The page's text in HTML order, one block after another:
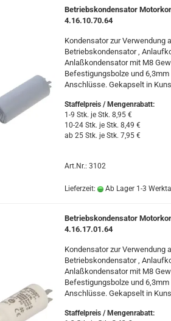
Betriebskondensator
4.16.10.70.64
Kondensator zur Verwendung
Betriebskondensator ,
Anlaßkondensator mit M8
Befestigungsbolze und
Anschlüsse. Gekapselt in
Staffelpreis / Mengenrabatt:
1-9 Stk. je Stk. 8,95 €
10-24 Stk. je Stk. 8,49 €
ab 25 Stk. je Stk. 7,95 €
Art.Nr.: 3102
Lieferzeit: Ab Lager 1-3
Betriebskondensator
4.16.17.01.64
Kondensator zur Verwendung
Betriebskondensator ,
Anlaßkondensator mit M8
Befestigungsbolze und
Anschlüsse. Gekapselt in
Staffelpreis / Mengenrabatt: